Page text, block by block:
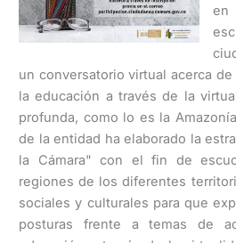
en
un conversatorio virtual acerca
la educación a través de la
profunda, como lo es la
de la entidad ha elaborado la
la Cámara" con el fin de
regiones de los diferentes
sociales y culturales para que
posturas frente a temas de